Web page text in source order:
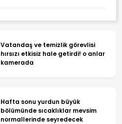
Vatandaş ve temizlik görevlisi
hırsızı etkisiz hale getirdi! o anlar
kamerada
Hafta sonu yurdun büyük
bölümünde sıcaklıklar mevsim
normallerinde seyredecek